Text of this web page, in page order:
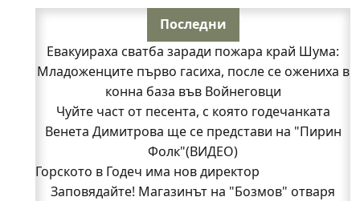
Последни
Евакуираха сватба заради пожара край Шума:
Младоженците първо гасиха, после се ожениха в
конна база във Войнеговци
Чуйте част от песента, с която годечанката
Венета Димитрова ще се представи на "Пирин
Фолк"(ВИДЕО)
Горското в Годеч има нов директор
Заповядайте! Магазинът на "Бозмов" отваря